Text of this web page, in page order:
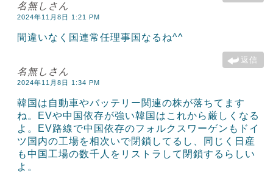
名無しさん
2024年11月8日 1:21 PM
間違いなく国連常任理事国なるね^^
返信
名無しさん
2024年11月8日 1:34 PM
韓国は自動車やバッテリー関連の株が落ちてます
ね。EVや中国依存が強い韓国はこれから厳しくなる
よ。EV路線で中国依存のフォルクスワーゲンもドイ
ツ国内の工場を相次いで閉鎖してるし、同じく日産
も中国工場の数千人をリストラして閉鎖するらしい
よ。